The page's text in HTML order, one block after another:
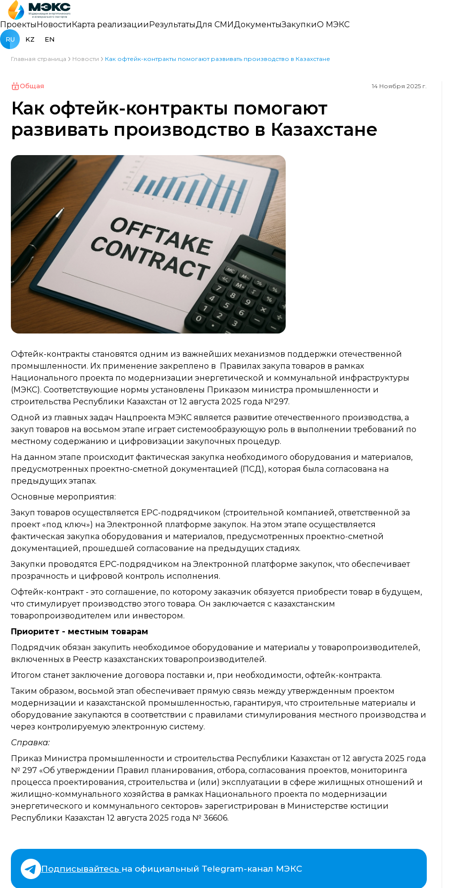
ПроектыНовостиКарта реализацииРезультатыДля СМИДокументыЗакупкиО МЭКС
RU KZ EN
Главная страница Новости Как офтейк-контракты помогают развивать производство в Казахстане
Общая 14 Ноября 2025 г.
Как офтейк-контракты помогают
развивать производство в Казахстане
Офтейк-контракты становятся одним из важнейших механизмов поддержки отечественной
промышленности. Их применение закреплено в Правилах закупа товаров в рамках
Национального проекта по модернизации энергетической и коммунальной инфраструктуры
(МЭКС). Соответствующие нормы установлены Приказом министра промышленности и
строительства Республики Казахстан от 12 августа 2025 года №297.
Одной из главных задач Нацпроекта МЭКС является развитие отечественного производства, а
закуп товаров на восьмом этапе играет системообразующую роль в выполнении требований по
местному содержанию и цифровизации закупочных процедур.
На данном этапе происходит фактическая закупка необходимого оборудования и материалов,
предусмотренных проектно-сметной документацией (ПСД), которая была согласована на
предыдущих этапах.
Основные мероприятия:
Закуп товаров осуществляется ЕРС-подрядчиком (строительной компанией, ответственной за
проект «под ключ») на Электронной платформе закупок. На этом этапе осуществляется
фактическая закупка оборудования и материалов, предусмотренных проектно-сметной
документацией, прошедшей согласование на предыдущих стадиях.
Закупки проводятся EPC-подрядчиком на Электронной платформе закупок, что обеспечивает
прозрачность и цифровой контроль исполнения.
Офтейк-контракт - это соглашение, по которому заказчик обязуется приобрести товар в будущем,
что стимулирует производство этого товара. Он заключается с казахстанским
товаропроизводителем или инвестором.
Приоритет - местным товарам
Подрядчик обязан закупить необходимое оборудование и материалы у товаропроизводителей,
включенных в Реестр казахстанских товаропроизводителей.
Итогом станет заключение договора поставки и, при необходимости, офтейк-контракта.
Таким образом, восьмой этап обеспечивает прямую связь между утвержденным проектом
модернизации и казахстанской промышленностью, гарантируя, что строительные материалы и
оборудование закупаются в соответствии с правилами стимулирования местного производства и
через контролируемую электронную систему.
Справка:
Приказ Министра промышленности и строительства Республики Казахстан от 12 августа 2025 года
№ 297 «Об утверждении Правил планирования, отбора, согласования проектов, мониторинга
процесса проектирования, строительства и (или) эксплуатации в сфере жилищных отношений и
жилищно-коммунального хозяйства в рамках Национального проекта по модернизации
энергетического и коммунального секторов» зарегистрирован в Министерстве юстиции
Республики Казахстан 12 августа 2025 года № 36606.
Подписывайтесь на официальный Telegram-канал МЭКС